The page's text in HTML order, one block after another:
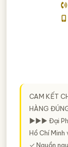
CAM KẾT
HÀNG
►►► Đại
Hồ Chí Minh
✓ Nguồn